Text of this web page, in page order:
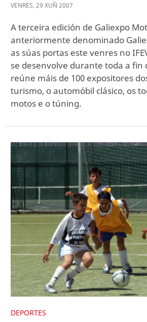
VENRES, 29 XUÑ 2007
A terceira edición de Galiexpo
anteriormente denominado
as súas portas este venres no
se desenvolve durante toda a fin
reúne máis de 100 expositores
turismo, o automóbil clásico, os
motos e o túning.
DEPORTES